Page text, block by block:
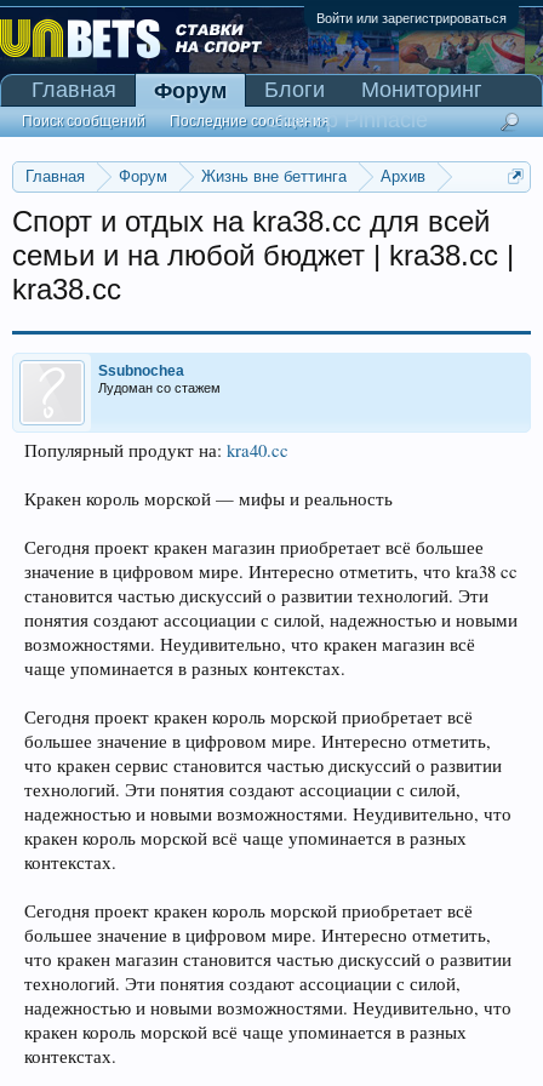
Войти или зарегистрироваться
Главная Форум Жизнь вне беттинга
Архив
Спорт и отдых на kra38.cc для всей
семьи и на любой бюджет | kra38.cc |
kra38.cc
Ssubnochea
Лудоман со стажем
Популярный продукт на: kra40.cc
Кракен король морской — мифы и реальность
Сегодня проект кракен магазин приобретает всё большее
значение в цифровом мире. Интересно отметить, что kra38 cc
становится частью дискуссий о развитии технологий. Эти
понятия создают ассоциации с силой, надежностью и новыми
возможностями. Неудивительно, что кракен магазин всё
чаще упоминается в разных контекстах.
Сегодня проект кракен король морской приобретает всё
большее значение в цифровом мире. Интересно отметить,
что кракен сервис становится частью дискуссий о развитии
технологий. Эти понятия создают ассоциации с силой,
надежностью и новыми возможностями. Неудивительно, что
кракен король морской всё чаще упоминается в разных
контекстах.
Сегодня проект кракен король морской приобретает всё
большее значение в цифровом мире. Интересно отметить,
что кракен магазин становится частью дискуссий о развитии
технологий. Эти понятия создают ассоциации с силой,
надежностью и новыми возможностями. Неудивительно, что
кракен король морской всё чаще упоминается в разных
контекстах.
Главная Форум
Поиск сообщений Последние сообщения
Блоги
Мониторинг
Сканер Pinnacle